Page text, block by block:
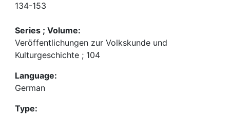
134-153
Series ; Volume:
Veröffentlichungen zur Volkskunde und
Kulturgeschichte ; 104
Language:
German
Type: